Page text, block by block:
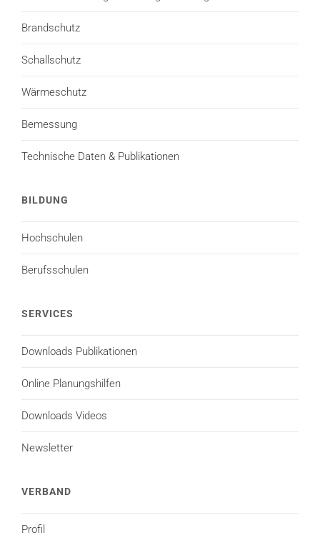
Brandschutz
Schallschutz
Wärmeschutz
Bemessung
Technische Daten & Publikationen
BILDUNG
Hochschulen
Berufsschulen
SERVICES
Downloads Publikationen
Online Planungshilfen
Downloads Videos
Newsletter
VERBAND
Profil